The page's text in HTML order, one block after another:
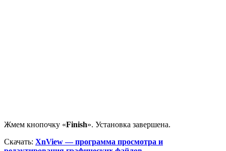
Жмем кнопочку «Finish». Установка завершена.
Скачать: XnView — программа просмотра и